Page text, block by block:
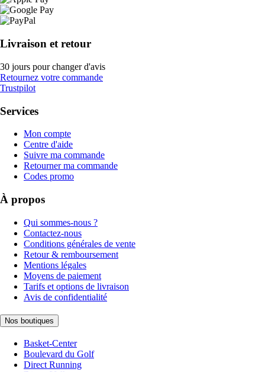
Livraison et retour
30 jours pour changer d'avis
Retournez votre commande
Trustpilot
Services
Mon compte
Centre d'aide
Suivre ma commande
Retourner ma commande
Codes promo
À propos
Qui sommes-nous ?
Contactez-nous
Conditions générales de vente
Retour & remboursement
Mentions légales
Moyens de paiement
Tarifs et options de livraison
Avis de confidentialité
Nos boutiques
Basket-Center
Boulevard du Golf
Direct Running